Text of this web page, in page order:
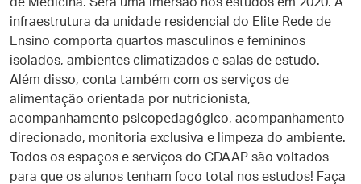
infraestrutura da unidade residencial do Elite Rede de
Ensino comporta quartos masculinos e femininos
isolados, ambientes climatizados e salas de estudo.
Além disso, conta também com os serviços de
alimentação orientada por nutricionista,
acompanhamento psicopedagógico, acompanhamento
direcionado, monitoria exclusiva e limpeza do ambiente.
Todos os espaços e serviços do CDAAP são voltados
para que os alunos tenham foco total nos estudos! Faça